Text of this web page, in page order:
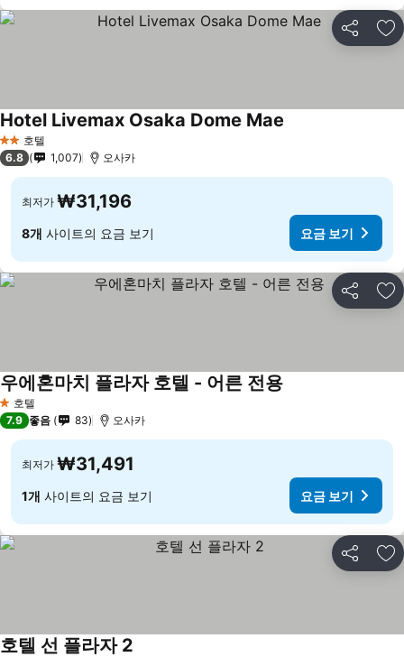
공유 즐
2 성급호텔
Hotel Livemax Osaka Dome Mae
6.8 1,007 오사카
최저가 ₩31,196
8개 사이트의 요금 보기 요금 보기
공유 즐
1 성급
호텔
우에혼마치 플라자 호텔 - 어른 전용
7.9 좋음 83 오사카
최저가 ₩31,491
1개 사이트의 요금 보기 요금 보기
공유 즐
호텔 선 플라자 2